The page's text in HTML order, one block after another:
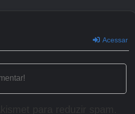
Acessar